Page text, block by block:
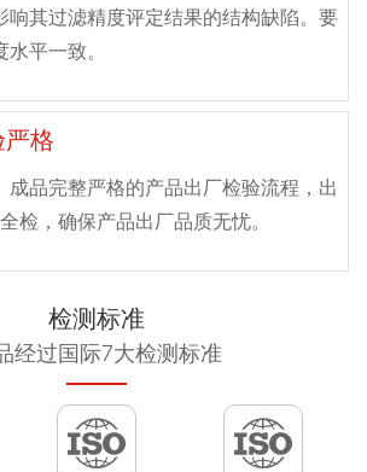
响其过滤精度评定结果的结构缺陷。要
平一致。
格
成品完整严格的产品出厂检验流程，出
检，确保产品出厂品质无忧。
检测标准
经过国际7大检测标准